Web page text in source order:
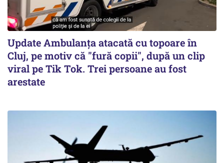
Update Ambulanța atacată cu topoare în
Cluj, pe motiv că "fură copii", după un clip
viral pe Tik Tok. Trei persoane au fost
arestate